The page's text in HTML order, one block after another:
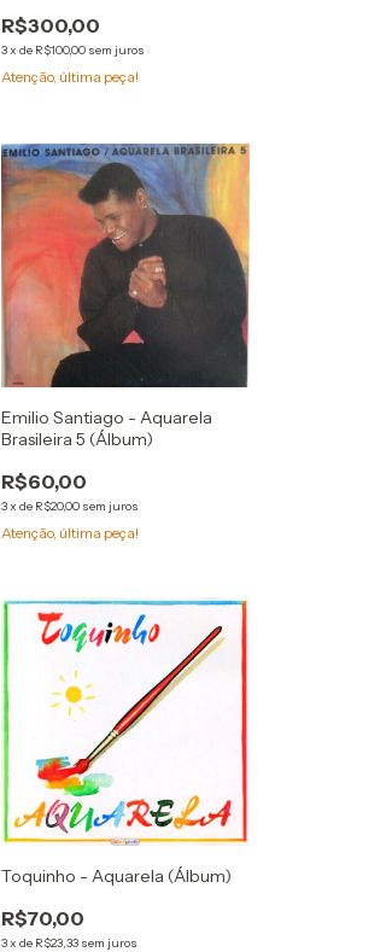
R$300,00
3x de R$100,00 sem juros
Atenção, última peça!
Emilio Santiago - Aquarela
Brasileira 5 (Álbum)
R$60,00
3x de R$20,00 sem juros
Atenção, última peça!
Toquinho - Aquarela (Álbum)
R$70,00
3x de R$23,33 sem juros